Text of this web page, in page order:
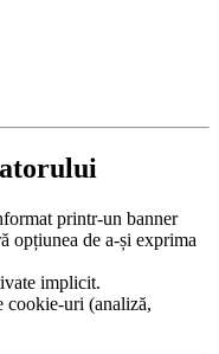
printr-un banner
opțiunea de a-și exprima
implicit.
cookie-uri (analiză,